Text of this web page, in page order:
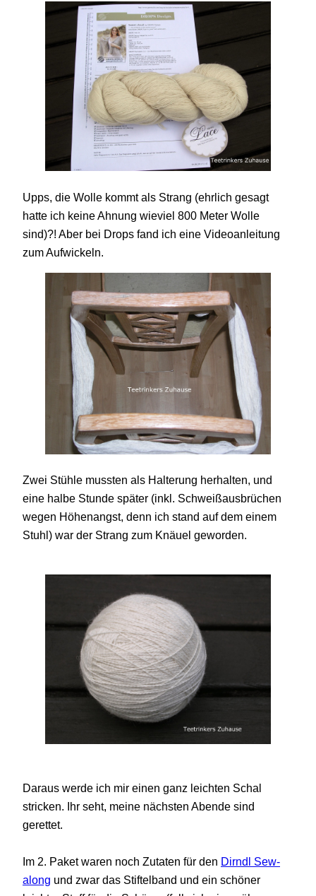
Upps, die Wolle kommt als Strang (ehrlich gesagt
hatte ich keine Ahnung wieviel 800 Meter Wolle
sind)?! Aber bei Drops fand ich eine Videoanleitung
zum Aufwickeln.
Zwei Stühle mussten als Halterung herhalten, und
eine halbe Stunde später (inkl. Schweißausbrüchen
wegen Höhenangst, denn ich stand auf dem einem
Stuhl) war der Strang zum Knäuel geworden.
Daraus werde ich mir einen ganz leichten Schal
stricken. Ihr seht, meine nächsten Abende sind
gerettet.
Im 2. Paket waren noch Zutaten für den Dirndl Sew-
along und zwar das Stiftelband und ein schöner